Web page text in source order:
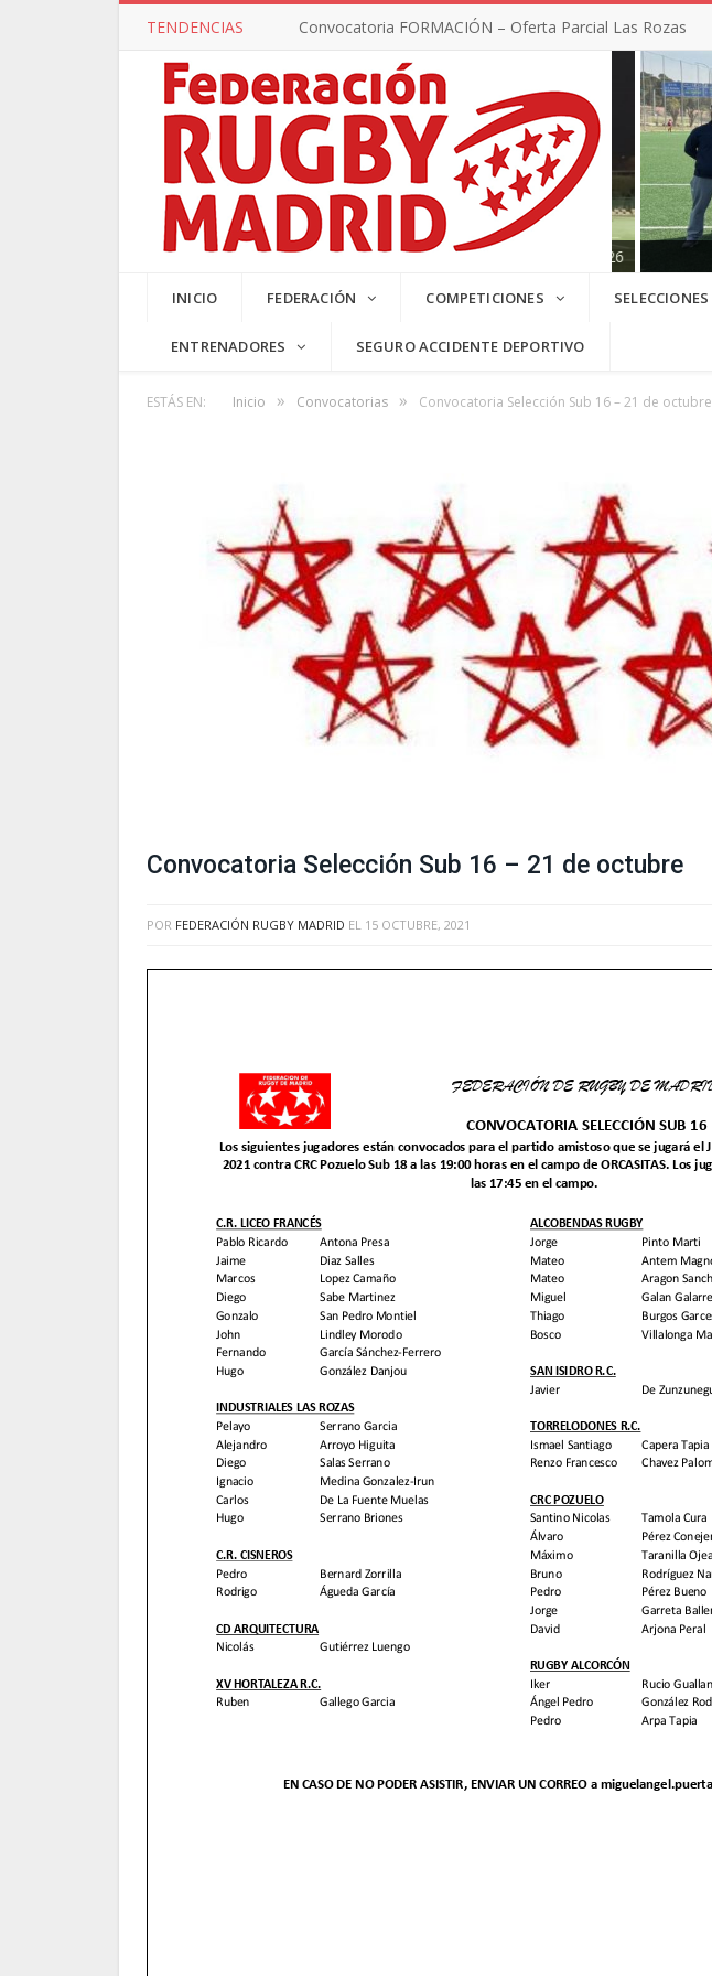
TENDENCIAS Convocatoria FORMACIÓN – Oferta Parcial Las Rozas
SUB17 MASC 2025/2026
INICIO FEDERACIÓN COMPETICIONES SELECCIONES
ENTRENADORES SEGURO ACCIDENTE DEPORTIVO
ESTÁS EN: Inicio » Convocatorias » Convocatoria Selección Sub 16 – 21 de octubre
Convocatoria Selección Sub 16 – 21 de octubre
POR FEDERACIÓN RUGBY MADRID EL 15 OCTUBRE, 2021